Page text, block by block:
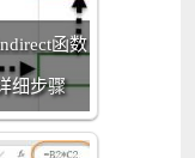
函数
细步骤